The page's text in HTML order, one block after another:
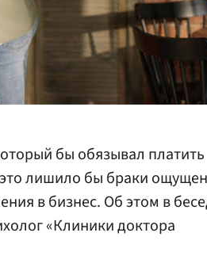
бы обязывал платить
лишило бы браки
в бизнес. Об этом в
«Клиники доктора